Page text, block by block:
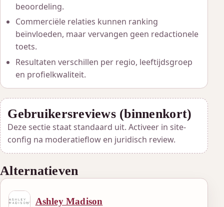
beoordeling.
Commerciële relaties kunnen ranking
beïnvloeden, maar vervangen geen redactionele
toets.
Resultaten verschillen per regio, leeftijdsgroep
en profielkwaliteit.
Gebruikersreviews (binnenkort)
Deze sectie staat standaard uit. Activeer in site-
config na moderatieflow en juridisch review.
Alternatieven
Ashley Madison